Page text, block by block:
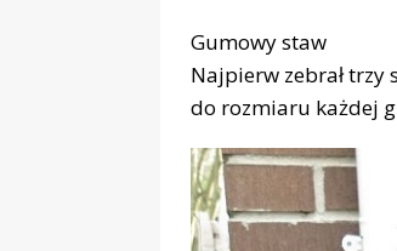
Gumowy staw
Najpierw zebrał trzy
do ​​rozmiaru każdej